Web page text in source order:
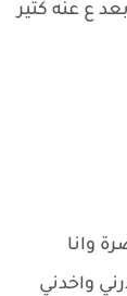
ع عنه كتير
وانا
واخدني